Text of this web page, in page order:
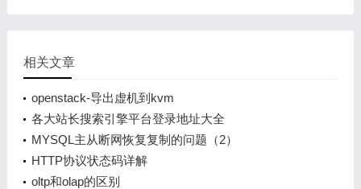
相关文章
openstack-导出虚机到kvm
各大站长搜索引擎平台登录地址大全
MYSQL主从断网恢复复制的问题（2）
HTTP协议状态码详解
oltp和olap的区别